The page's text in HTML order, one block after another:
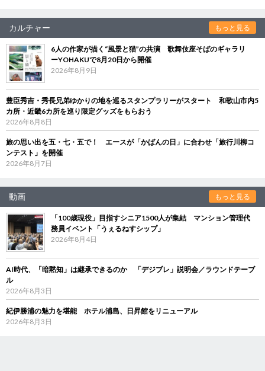
カルチャー もっと見る
6人の作家が描く“風景と猫”の共演 歌舞伎座そばのギャラリ
ーYOHAKUで8月20日から開催
2026年8月9日
豊臣秀吉・秀長兄弟ゆかりの地を巡るスタンプラリーがスタート 和歌山市内5
カ所・近畿6カ所を巡り限定グッズをもらおう
2026年8月8日
旅の思い出を五・七・五で！ エースが「かばんの日」に合わせ「旅行川柳コ
ンテスト」を開催
2026年8月7日
動画 もっと見る
「100歳現役」目指すシニア1500人が集結 マンション管理代
務員イベント「うぇるねすシップ」
2026年8月4日
AI時代、「暗黙知」は継承できるのか 「デジブレ」説明会／ラウンドテーブ
ル
2026年8月3日
紀伊勝浦の魅力を堪能 ホテル浦島、日昇館をリニューアル
2026年8月3日